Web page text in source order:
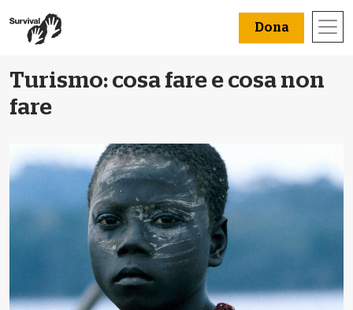
Dona
Turismo: cosa fare e cosa non
fare